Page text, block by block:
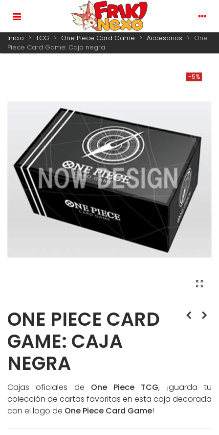
Inicio > TCG > One Piece Card Game > Accesorios > One
Piece Card Game: Caja negra
-5%
ONE PIECE CARD
GAME: CAJA
NEGRA
Cajas oficiales de One Piece TCG, ¡guarda tu
colección de cartas favoritas en esta caja decorada
con el logo de One Piece Card Game!